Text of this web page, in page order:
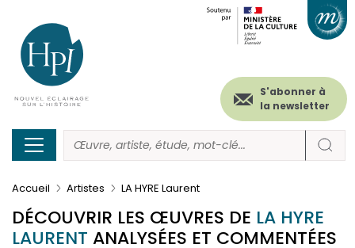
contenu
principal
Menu
secondaire
(header)
S'abonner à
la newsletter
Accueil Artistes LA HYRE Laurent
DÉCOUVRIR LES ŒUVRES DE LA HYRE
LAURENT ANALYSÉES ET COMMENTÉES